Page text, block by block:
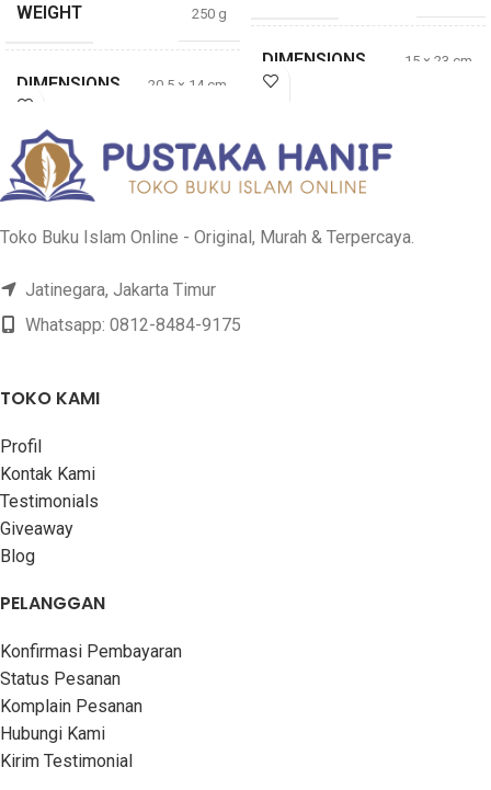
WEIGHT 250 g
DIMENSIONS 20,5 × 14 cm
TEBAL 148 halaman
PENULIS
Sa’di
DIMENSIONS 15 × 23 cm
Toko Buku Islam Online - Original, Murah & Terpercaya.
Jatinegara, Jakarta Timur
Whatsapp: 0812-8484-9175
TOKO KAMI
Profil
Kontak Kami
Testimonials
Giveaway
Blog
PELANGGAN
Konfirmasi Pembayaran
Status Pesanan
Komplain Pesanan
Hubungi Kami
Kirim Testimonial